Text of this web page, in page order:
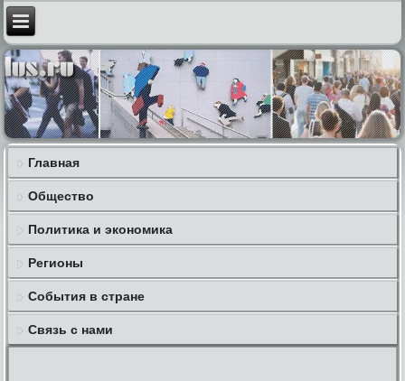
Главная
Общество
Политика и экономика
Регионы
События в стране
Связь с нами